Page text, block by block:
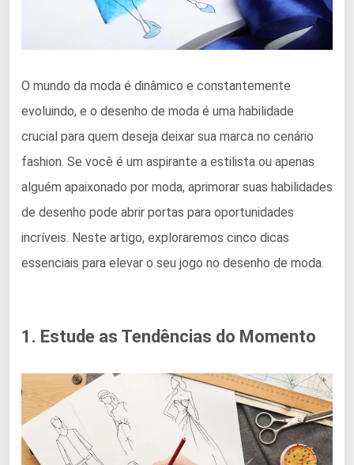
O mundo da moda é dinâmico e constantemente
evoluindo, e o desenho de moda é uma habilidade
crucial para quem deseja deixar sua marca no cenário
fashion. Se você é um aspirante a estilista ou apenas
alguém apaixonado por moda, aprimorar suas habilidades
de desenho pode abrir portas para oportunidades
incríveis. Neste artigo, exploraremos cinco dicas
essenciais para elevar o seu jogo no desenho de moda.
1. Estude as Tendências do Momento